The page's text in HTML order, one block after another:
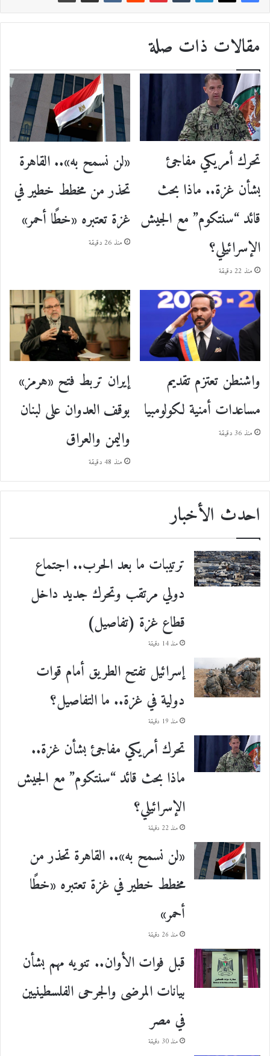
مقالات ذات صلة
تحرك أمريكي مفاجئ
بشأن غزة.. ماذا بحث
قائد “سنتكوم” مع الجيش
الإسرائيلي؟
منذ 22 دقيقة
«لن نسمح به».. القاهرة
تحذر من مخطط خطير في
غزة تعتبره «خطًا أحمر»
منذ 26 دقيقة
واشنطن تعتزم تقديم
مساعدات أمنية لكولومبيا
منذ 36 دقيقة
إيران تربط فتح «هرمز»
بوقف العدوان على لبنان
واليمن والعراق
منذ 48 دقيقة
احدث الأخبار
ترتيبات ما بعد الحرب.. اجتماع
دولي مرتقب وتحرك جديد داخل
قطاع غزة (تفاصيل)
منذ 14 دقيقة
إسرائيل تفتح الطريق أمام قوات
دولية في غزة.. ما التفاصيل؟
منذ 19 دقيقة
تحرك أمريكي مفاجئ بشأن غزة..
ماذا بحث قائد “سنتكوم” مع الجيش
الإسرائيلي؟
منذ 22 دقيقة
«لن نسمح به».. القاهرة تحذر من
مخطط خطير في غزة تعتبره «خطًا
أحمر»
منذ 26 دقيقة
قبل فوات الأوان.. تنويه مهم بشأن
بيانات المرضى والجرحى الفلسطينيين
في مصر
منذ 30 دقيقة